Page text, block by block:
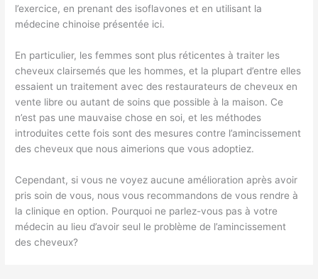
l’exercice, en prenant des isoflavones et en utilisant la
médecine chinoise présentée ici.
En particulier, les femmes sont plus réticentes à traiter les
cheveux clairsemés que les hommes, et la plupart d’entre elles
essaient un traitement avec des restaurateurs de cheveux en
vente libre ou autant de soins que possible à la maison. Ce
n’est pas une mauvaise chose en soi, et les méthodes
introduites cette fois sont des mesures contre l’amincissement
des cheveux que nous aimerions que vous adoptiez.
Cependant, si vous ne voyez aucune amélioration après avoir
pris soin de vous, nous vous recommandons de vous rendre à
la clinique en option. Pourquoi ne parlez-vous pas à votre
médecin au lieu d’avoir seul le problème de l’amincissement
des cheveux?